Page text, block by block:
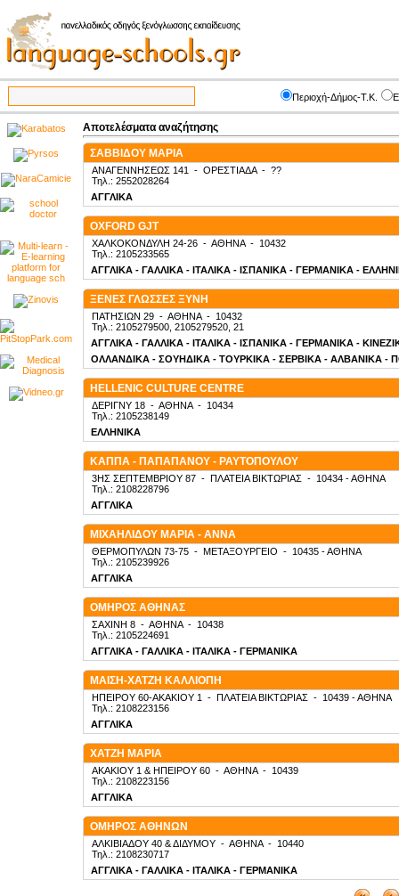
Περιοχή-Δήμος-Τ.Κ.
Αποτελέσματα αναζήτησης
ΣΑΒΒΙΔΟΥ ΜΑΡΙΑ
ΑΝΑΓΕΝΝΗΣΕΩΣ 141 - ΟΡΕΣΤΙΑΔΑ- ??
Τηλ.: 2552028264
ΑΓΓΛΙΚΑ
OXFORD GJT
ΧΑΛΚΟΚΟΝΔΥΛΗ 24-26 - ΑΘΗΝΑ- 10432
Τηλ.: 2105233565
ΑΓΓΛΙΚΑ - ΓΑΛΛΙΚΑ - ΙΤΑΛΙΚΑ - ΙΣΠΑΝΙΚΑ - ΓΕΡΜΑΝΙΚΑ -
ΞΕΝΕΣ ΓΛΩΣΣΕΣ ΞΥΝΗ
ΠΑΤΗΣΙΩΝ 29 - ΑΘΗΝΑ- 10432
Τηλ.: 2105279500, 2105279520, 21
ΑΓΓΛΙΚΑ - ΓΑΛΛΙΚΑ - ΙΤΑΛΙΚΑ - ΙΣΠΑΝΙΚΑ - ΓΕΡΜΑΝΙΚΑ -
ΟΛΛΑΝΔΙΚΑ - ΣΟΥΗΔΙΚΑ - ΤΟΥΡΚΙΚΑ - ΣΕΡΒΙΚΑ - ΑΛΒΑΝΙΚΑ -
HELLENIC CULTURE CENTRE
ΔΕΡΙΓΝΥ 18 - ΑΘΗΝΑ- 10434
Τηλ.: 2105238149
ΕΛΛΗΝΙΚΑ
ΚΑΠΠΑ - ΠΑΠΑΠΑΝΟΥ - ΡΑΥΤΟΠΟΥΛΟΥ
3ΗΣ ΣΕΠΤΕΜΒΡΙΟΥ 87 - ΠΛΑΤΕΙΑ ΒΙΚΤΩΡΙΑΣ - 10434 - ΑΘΗΝΑ
Τηλ.: 2108228796
ΑΓΓΛΙΚΑ
ΜΙΧΑΗΛΙΔΟΥ ΜΑΡΙΑ - ΑΝΝΑ
ΘΕΡΜΟΠΥΛΩΝ 73-75 - ΜΕΤΑΞΟΥΡΓΕΙΟ - 10435 - ΑΘΗΝΑ
Τηλ.: 2105239926
ΑΓΓΛΙΚΑ
ΟΜΗΡΟΣ ΑΘΗΝΑΣ
ΣΑΧΙΝΗ 8 - ΑΘΗΝΑ- 10438
Τηλ.: 2105224691
ΑΓΓΛΙΚΑ - ΓΑΛΛΙΚΑ - ΙΤΑΛΙΚΑ - ΓΕΡΜΑΝΙΚΑ
ΜΑΙΣΗ-ΧΑΤΖΗ ΚΑΛΛΙΟΠΗ
ΗΠΕΙΡΟΥ 60-ΑΚΑΚΙΟΥ 1 - ΠΛΑΤΕΙΑ ΒΙΚΤΩΡΙΑΣ - 10439 - ΑΘΗΝΑ
Τηλ.: 2108223156
ΑΓΓΛΙΚΑ
ΧΑΤΖΗ ΜΑΡΙΑ
ΑΚΑΚΙΟΥ 1 & ΗΠΕΙΡΟΥ 60 - ΑΘΗΝΑ- 10439
Τηλ.: 2108223156
ΑΓΓΛΙΚΑ
ΟΜΗΡΟΣ ΑΘΗΝΩΝ
ΑΛΚΙΒΙΑΔΟΥ 40 & ΔΙΔΥΜΟΥ - ΑΘΗΝΑ- 10440
Τηλ.: 2108230717
ΑΓΓΛΙΚΑ - ΓΑΛΛΙΚΑ - ΙΤΑΛΙΚΑ - ΓΕΡΜΑΝΙΚΑ